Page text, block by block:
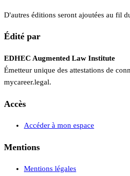
D'autres éditions seront ajoutées au fil
Édité par
EDHEC Augmented Law Institute
Émetteur unique des attestations de
mycareer.legal.
Accès
Accéder à mon espace
Mentions
Mentions légales